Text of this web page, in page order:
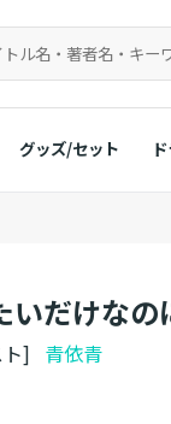
グッズ/セット
いだけなの
] 青依青